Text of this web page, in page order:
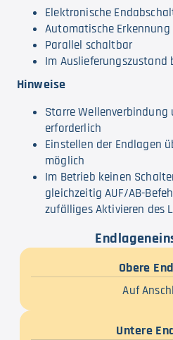
Elektronische
Automatische
Parallel schaltbar
Im Auslieferungszustand
Hinweise
Starre
erforderlich
Einstellen der Endlagen
möglich
Im Betrieb keinen
gleichzeitig AUF/AB-
zufälliges Aktivieren des
Obere
Auf
Untere